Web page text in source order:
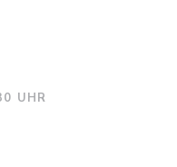
UHR